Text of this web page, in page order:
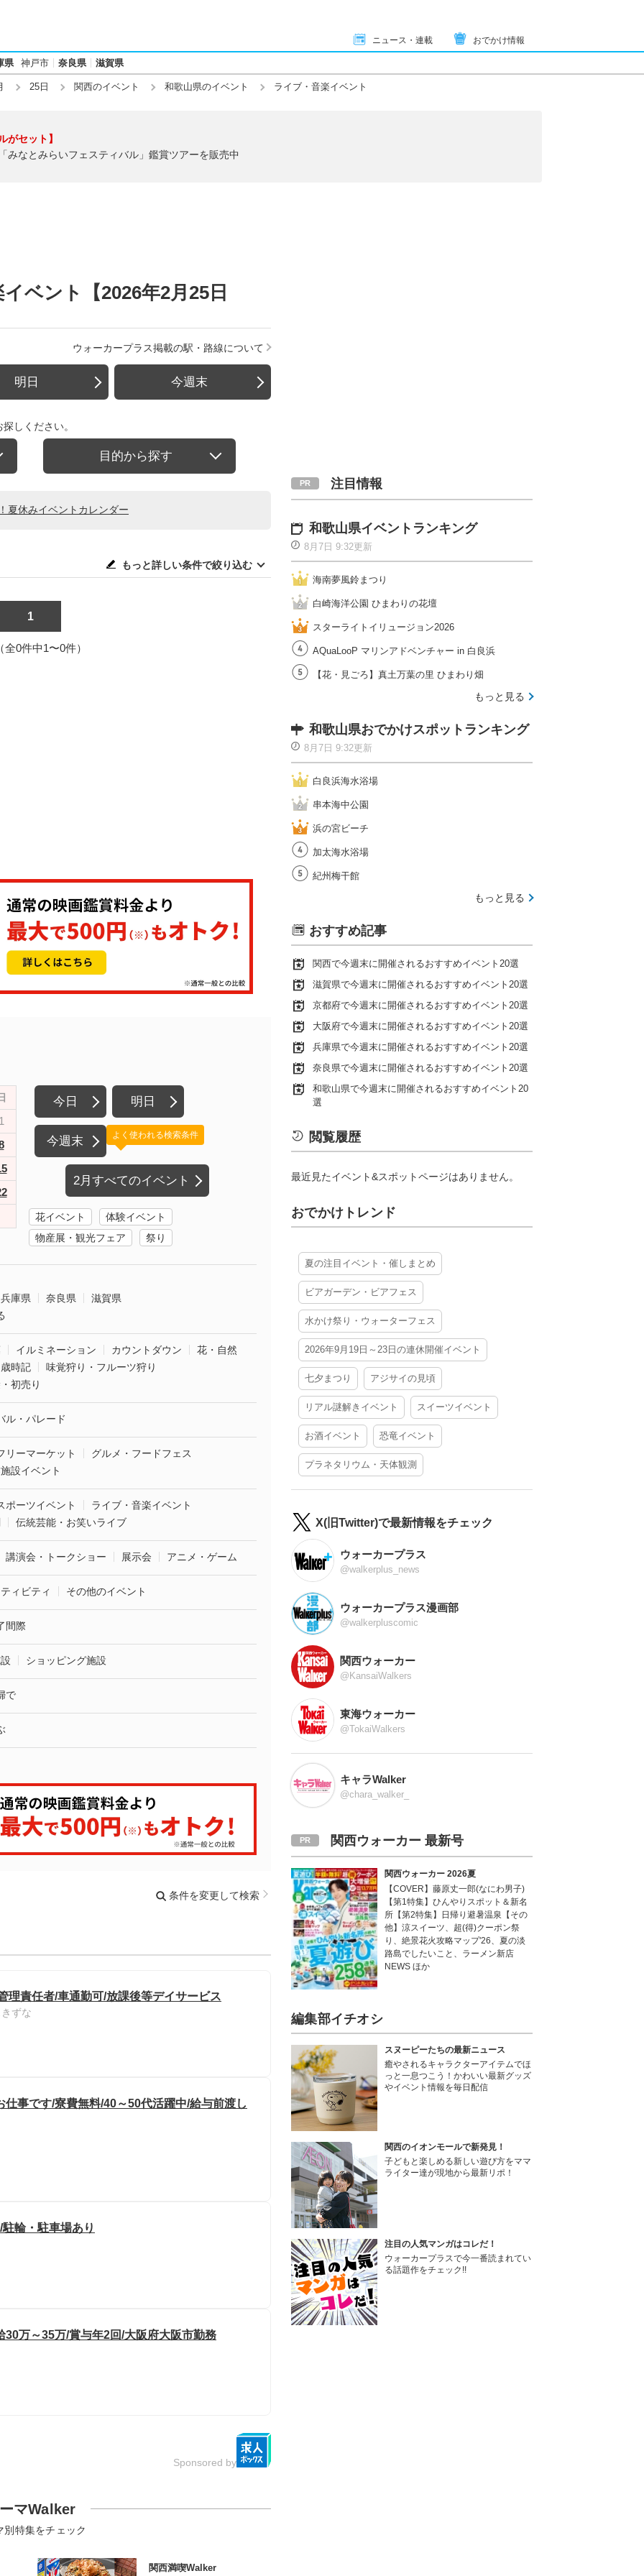
ニュース・連載 おでかけ情報
県 神戸市 奈良県 滋賀県
25日 関西のイベント 和歌山県のイベント ライブ・音楽イベント
がセット】
みなとみらいフェスティバル」鑑賞ツアーを販売中
ベント【2026年2月25日
ウォーカープラス掲載の駅・路線について
明日 今週末
しください。
目的から探す
夏休みイベントカレンダー
もっと詳しい条件で絞り込む
1
全0件中1〜0件）
今日 明日
今週末
2月すべてのイベント
よく使われる検索条件
花イベント
体験イベント
物産展・観光フェア
祭り
兵庫県 奈良県
滋賀県
イルミネーション カウントダウン
花・自然
時記
味覚狩り・フルーツ狩り
初売り
ル・パレード
リーマーケット
グルメ・フードフェス
設イベント
ポーツイベント
ライブ・音楽イベント
伝統芸能・お笑いライブ
講演会・トークショー 展示会 アニメ・ゲーム
ィビティ その他のイベント
間際
ショッピング施設
で
条件を変更して検索
理責任者/車通勤可/放課後等デイサービス
ずな
事です/寮費無料/40～50代活躍中/給与前渡し
輪・駐車場あり
万～35万/賞与年2回/大阪府大阪市勤務
Sponsored by
マWalker
別特集をチェック
関西満喫Walker
注目情報
和歌山県イベントランキング
8月7日 9:32更新
海南夢風鈴まつり
白崎海洋公園 ひまわりの花壇
スターライトイリュージョン2026
AQuaLooP マリンアドベンチャー in 白良浜
【花・見ごろ】真土万葉の里 ひまわり畑
もっと見る
和歌山県おでかけスポットランキング
8月7日 9:32更新
白良浜海水浴場
串本海中公園
浜の宮ビーチ
加太海水浴場
紀州梅干館
もっと見る
おすすめ記事
関西で今週末に開催されるおすすめイベント20選
滋賀県で今週末に開催されるおすすめイベント20選
京都府で今週末に開催されるおすすめイベント20選
大阪府で今週末に開催されるおすすめイベント20選
兵庫県で今週末に開催されるおすすめイベント20選
奈良県で今週末に開催されるおすすめイベント20選
和歌山県で今週末に開催されるおすすめイベント20
選
閲覧履歴
最近見たイベント&スポットページはありません。
おでかけトレンド
夏の注目イベント・催しまとめ
ビアガーデン・ビアフェス
水かけ祭り・ウォーターフェス
2026年9月19日～23日の連休開催イベント
七夕まつり アジサイの見頃
リアル謎解きイベント スイーツイベント
お酒イベント 恐竜イベント
プラネタリウム・天体観測
X(旧Twitter)で最新情報をチェック
ウォーカープラス
@walkerplus_news
ウォーカープラス漫画部
@walkerpluscomic
関西ウォーカー
@KansaiWalkers
東海ウォーカー
@TokaiWalkers
キャラWalker
@chara_walker_
関西ウォーカー 最新号
関西ウォーカー 2026夏
【COVER】藤原丈一郎(なにわ男子)
【第1特集】ひんやりスポット＆新名
所【第2特集】日帰り避暑温泉【その
他】涼スイーツ、超(得)クーポン祭
り、絶景花火攻略マップ'26、夏の淡
路島でしたいこと、ラーメン新店
NEWS ほか
編集部イチオシ
スヌーピーたちの最新ニュース
癒やされるキャラクターアイテムでほ
っと一息つこう！かわいい最新グッズ
やイベント情報を毎日配信
関西のイオンモールで新発見！
子どもと楽しめる新しい遊び方をママ
ライター達が現地から最新リポ！
注目の人気マンガはコレだ！
ウォーカープラスで今一番読まれてい
る話題作をチェック!!